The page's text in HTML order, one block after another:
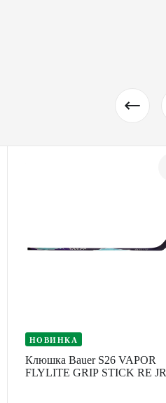
НОВИНКА
Клюшка Bauer S26 VAPOR
FLYLITE GRIP STICK RE JR